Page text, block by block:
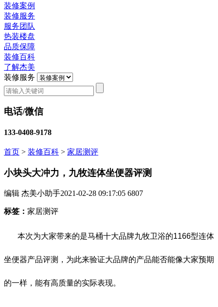
装修案例
装修服务
服务团队
热装楼盘
品质保障
装修百科
了解杰美
装修服务
电话/微信
133-0408-9178
首页 > 装修百科 > 家居测评
小块头大冲力，九牧连体坐便器评测
编辑 杰美小助手2021-02-28 09:17:05 6807
标签： 家居测评
本次为大家带来的是马桶十大品牌九牧卫浴的1166型连体
坐便器产品评测，为此来验证大品牌的产品能否能像大家预期
的一样，能有高质量的实际表现。